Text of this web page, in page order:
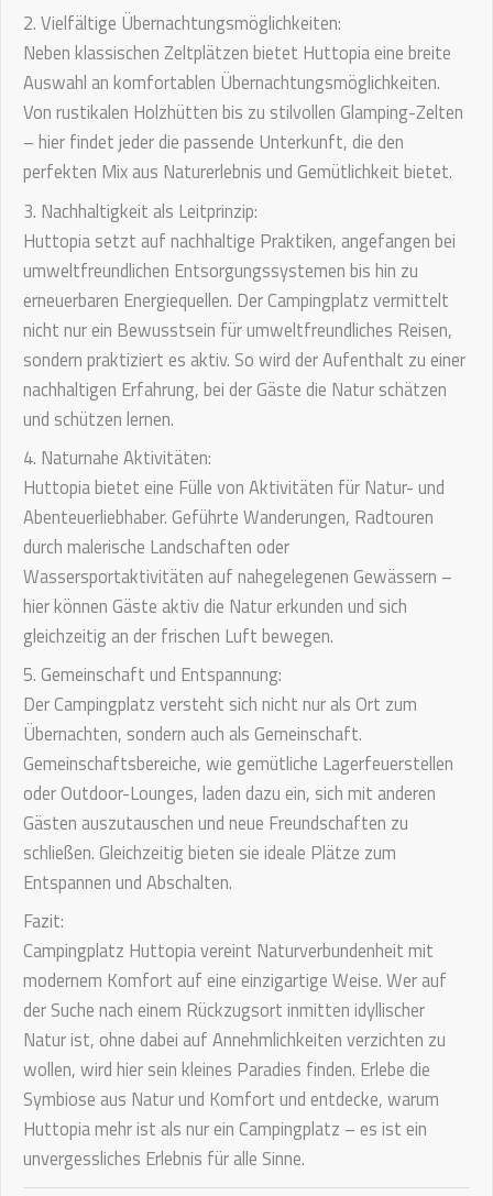
2. Vielfältige Übernachtungsmöglichkeiten:
Neben klassischen Zeltplätzen bietet Huttopia eine breite
Auswahl an komfortablen Übernachtungsmöglichkeiten.
Von rustikalen Holzhütten bis zu stilvollen Glamping-Zelten
– hier findet jeder die passende Unterkunft, die den
perfekten Mix aus Naturerlebnis und Gemütlichkeit bietet.
3. Nachhaltigkeit als Leitprinzip:
Huttopia setzt auf nachhaltige Praktiken, angefangen bei
umweltfreundlichen Entsorgungssystemen bis hin zu
erneuerbaren Energiequellen. Der Campingplatz vermittelt
nicht nur ein Bewusstsein für umweltfreundliches Reisen,
sondern praktiziert es aktiv. So wird der Aufenthalt zu einer
nachhaltigen Erfahrung, bei der Gäste die Natur schätzen
und schützen lernen.
4. Naturnahe Aktivitäten:
Huttopia bietet eine Fülle von Aktivitäten für Natur- und
Abenteuerliebhaber. Geführte Wanderungen, Radtouren
durch malerische Landschaften oder
Wassersportaktivitäten auf nahegelegenen Gewässern –
hier können Gäste aktiv die Natur erkunden und sich
gleichzeitig an der frischen Luft bewegen.
5. Gemeinschaft und Entspannung:
Der Campingplatz versteht sich nicht nur als Ort zum
Übernachten, sondern auch als Gemeinschaft.
Gemeinschaftsbereiche, wie gemütliche Lagerfeuerstellen
oder Outdoor-Lounges, laden dazu ein, sich mit anderen
Gästen auszutauschen und neue Freundschaften zu
schließen. Gleichzeitig bieten sie ideale Plätze zum
Entspannen und Abschalten.
Fazit:
Campingplatz Huttopia vereint Naturverbundenheit mit
modernem Komfort auf eine einzigartige Weise. Wer auf
der Suche nach einem Rückzugsort inmitten idyllischer
Natur ist, ohne dabei auf Annehmlichkeiten verzichten zu
wollen, wird hier sein kleines Paradies finden. Erlebe die
Symbiose aus Natur und Komfort und entdecke, warum
Huttopia mehr ist als nur ein Campingplatz – es ist ein
unvergessliches Erlebnis für alle Sinne.